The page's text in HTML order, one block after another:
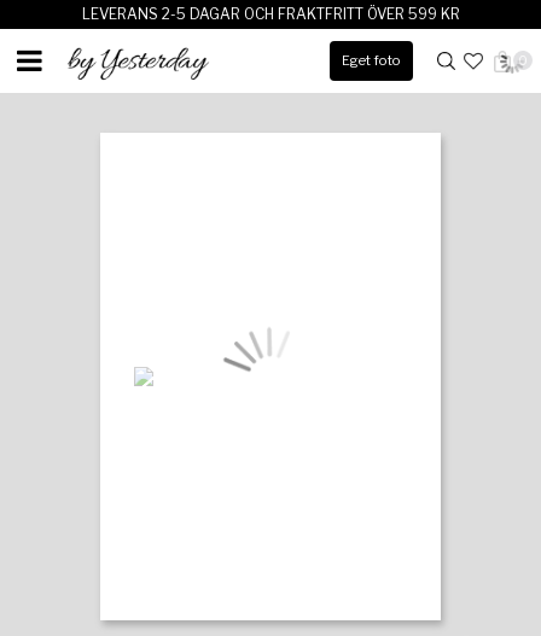
LEVERANS 2-5 DAGAR OCH FRAKTFRITT ÖVER 599 KR
Eget foto 0